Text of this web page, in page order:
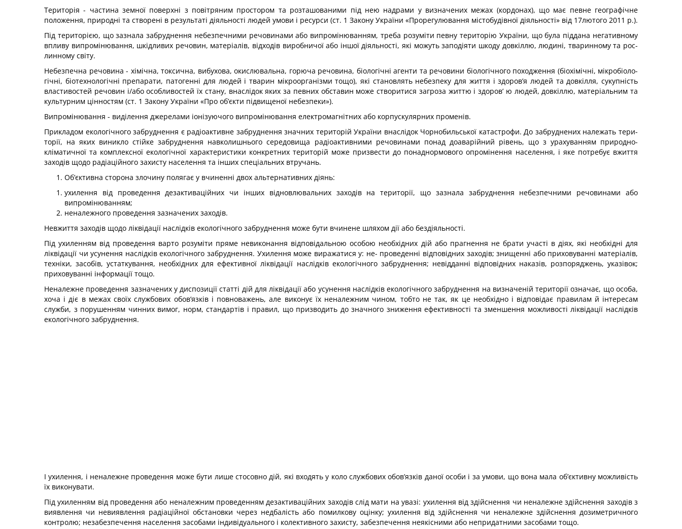
Територія - частина земної поверхні з повітряним простором та розташованими під нею надрами у визначених межах (кордонах), що має певне географічне
положен­ня, природні та створені в результаті діяльності людей умови і ресурси (ст. 1 Закону України «Прорегулювання містобудівної діяльності» від 17лютого 2011 р.).
Під територією, що зазнала забруднення небезпечними речовинами або випро­мінюванням, треба розуміти певну територію України, що була піддана негативному
впливу випромінювання, шкідливих речовин, матеріалів, відходів виробничої або іншої діяльності, які можуть заподіяти шкоду довкіллю, людині, тваринному та рос­
линному світу.
Небезпечна речовина - хімічна, токсична, вибухова, окислювальна, горюча речо­вина, біологічні агенти та речовини біологічного походження (біохімічні, мікробіоло­
гічні, біотехнологічні препарати, патогенні для людей і тварин мікроорганізми тощо), які становлять небезпеку для життя і здоров’я людей та довкілля, сукупність
власти­востей речовин і/або особливостей їх стану, внаслідок яких за певних обставин може створитися загроза життю і здоров’ ю людей, довкіллю, матеріальним та
культурним цінностям (ст. 1 Закону України «Про об’єкти підвищеної небезпеки»).
Випромінювання - виділення джерелами іонізуючого випромінювання електро­магнітних або корпускулярних променів.
Прикладом екологічного забруднення є радіоактивне забруднення значних тери­торій України внаслідок Чорнобильської катастрофи. До забруднених належать тери­
торії, на яких виникло стійке забруднення навколишнього середовища радіоактивни­ми речовинами понад доаварійний рівень, що з урахуванням природно-
кліматичної та комплексної екологічної характеристики конкретних територій може призвести до понаднормового опромінення населення, і яке потребує вжиття
заходів щодо радіа­ційного захисту населення та інших спеціальних втручань.
Об’єктивна сторона злочину полягає у вчиненні двох альтернативних діянь:
ухилення від проведення дезактиваційних чи інших відновлювальних заходів на території, що зазнала забруднення небезпечними речовинами або
випромінюванням;
неналежного проведення зазначених заходів.
Невжиття заходів щодо ліквідації наслідків екологічного забруднення може бути вчинене шляхом дії або бездіяльності.
Під ухиленням від проведення варто розуміти пряме невиконання відповідальною особою необхідних дій або прагнення не брати участі в діях, які необхідні для
ліквіда­ції чи усунення наслідків екологічного забруднення. Ухилення може виражатися у: не- проведенні відповідних заходів; знищенні або приховуванні матеріалів,
техніки, засобів, устаткування, необхідних для ефективної ліквідації наслідків екологічного забруднення; невідданні відповідних наказів, розпоряджень, указівок;
приховуванні інформації тощо.
Неналежне проведення зазначених у диспозиції статті дій для ліквідації або усунення наслідків екологічного забруднення на визначеній території означає, що особа,
хоча і діє в межах своїх службових обов’язків і повноважень, але виконує їх неналежним чином, тобто не так, як це необхідно і відповідає правилам й інтересам
служби, з порушенням чинних вимог, норм, стандартів і правил, що призводить до значного зниження ефектив­ності та зменшення можливості ліквідації наслідків
екологічного забруднення.
І ухилення, і неналежне проведення може бути лише стосовно дій, які входять у коло службових обов’язків даної особи і за умови, що вона мала об’єктивну мож­ливість
їх виконувати.
Під ухиленням від проведення або неналежним проведенням дезактиваційних заходів слід мати на увазі: ухилення від здійснення чи неналежне здійснення заходів з
виявлення чи невиявлення радіаційної обстановки через недбалість або помилкову оцінку; ухилення від здійснення чи неналежне здійснення дозиметричного
контролю; незабезпечення населення засобами індивідуального і колективного захисту, забез­печення неякісними або непридатними засобами тощо.